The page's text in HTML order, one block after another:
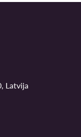
Latvija